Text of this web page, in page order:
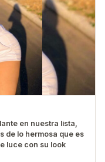
en nuestra lista,
de lo hermosa que es
luce con su look